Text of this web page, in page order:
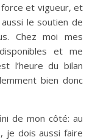
et vigueur, et
le soutien de
Chez moi mes
et me
l’heure du bilan
bien donc
de mon côté: au
je dois aussi faire